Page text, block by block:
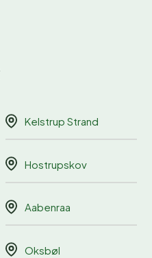
Kelstrup Strand
Hostrupskov
Aabenraa
Oksbøl